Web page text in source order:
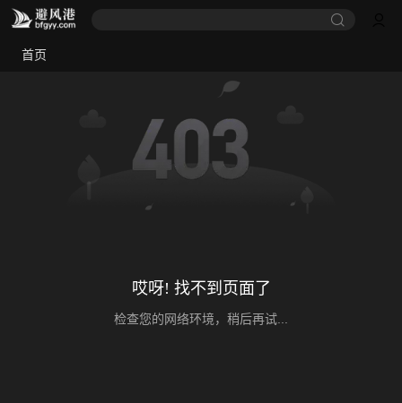
首页
哎呀! 找不到页面了
检查您的网络环境，稍后再试...